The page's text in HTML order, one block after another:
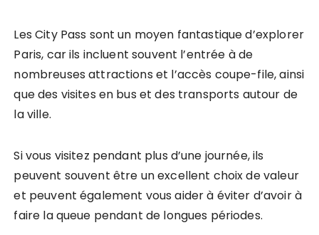
Les City Pass sont un moyen fantastique d’explorer
Paris, car ils incluent souvent l’entrée à de
nombreuses attractions et l’accès coupe-file, ainsi
que des visites en bus et des transports autour de
la ville.
Si vous visitez pendant plus d’une journée, ils
peuvent souvent être un excellent choix de valeur
et peuvent également vous aider à éviter d’avoir à
faire la queue pendant de longues périodes.